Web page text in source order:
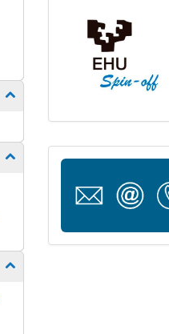
Erakutsi/izkutatu azpiorriak
Erakutsi/izkutatu azpiorriak
Erakutsi/izkutatu azpiorriak